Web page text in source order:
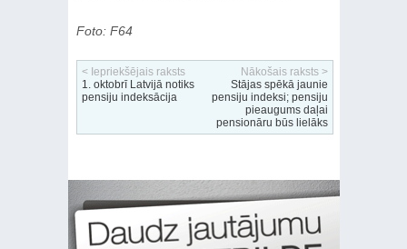
Foto: F64
< Iepriekšējais raksts
1. oktobrī Latvijā notiks
pensiju indeksācija
Nākošais raksts >
Stājas spēkā jaunie
pensiju indeksi; pensiju
pieaugums daļai
pensionāru būs lielāks